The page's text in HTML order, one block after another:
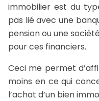
immobilier est du
pas lié avec une
pension ou une
pour ces financiers.
Ceci me permet
moins en ce qui
l’achat d’un bien